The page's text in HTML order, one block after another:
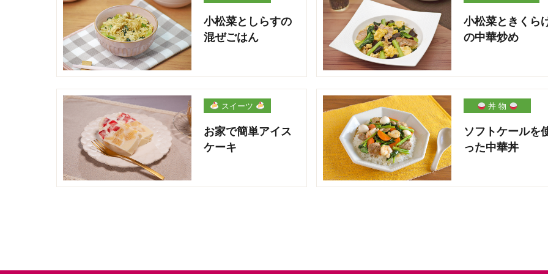
小松菜としらすの
混ぜごはん
小松菜ときくら
の中華炒め
スイーツ
お家で簡単アイス
ケーキ
丼 物
ソフトケールを
った中華丼